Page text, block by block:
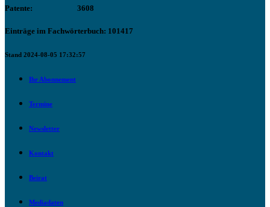
Patente: 3608
Einträge im Fachwörterbuch: 101417
Stand 2024-08-05 17:32:57
Ihr Abonnement
Termine
Newsletter
Kontakt
Beirat
Mediadaten